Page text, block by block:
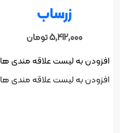
زرساب
5,412,000تومان
افزودن به لیست علاقه مندی ها
افزودن به لیست علاقه مندی ها